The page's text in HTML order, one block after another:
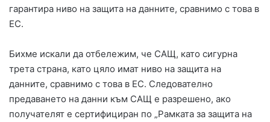
гарантира ниво на защита на данните, сравнимо с това в
ЕС.
Бихме искали да отбележим, че САЩ, като сигурна
трета страна, като цяло имат ниво на защита на
данните, сравнимо с това в ЕС. Следователно
предаването на данни към САЩ е разрешено, ако
получателят е сертифициран по „Рамката за защита на